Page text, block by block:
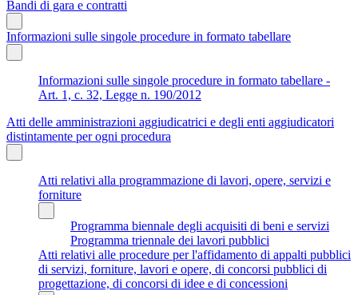
Bandi di gara e contratti
Informazioni sulle singole procedure in formato tabellare
Informazioni sulle singole procedure in formato tabellare -
Art. 1, c. 32, Legge n. 190/2012
Atti delle amministrazioni aggiudicatrici e degli enti aggiudicatori
distintamente per ogni procedura
Atti relativi alla programmazione di lavori, opere, servizi e
forniture
Programma biennale degli acquisiti di beni e servizi
Programma triennale dei lavori pubblici
Atti relativi alle procedure per l'affidamento di appalti pubblici
di servizi, forniture, lavori e opere, di concorsi pubblici di
progettazione, di concorsi di idee e di concessioni